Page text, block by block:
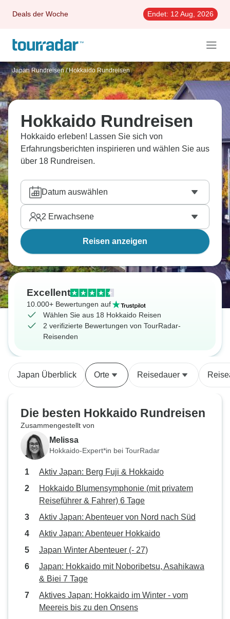
Deals der Woche Endet: 12 Aug, 2026
Japan Rundreisen / Hokkaido Rundreisen
Hokkaido Rundreisen
Hokkaido erleben! Lassen Sie sich von
Erfahrungsberichten inspirieren und wählen Sie aus
über 18 Rundreisen.
Datum auswählen
2 Erwachsene
Reisen anzeigen
Excellent
10.000+ Bewertungen auf
Wählen Sie aus 18 Hokkaido Reisen
2 verifizierte Bewertungen von TourRadar-
Reisenden
Japan Überblick Orte Reisedauer
Die besten Hokkaido Rundreisen
Zusammengestellt von
Melissa
Hokkaido-Expert*in bei TourRadar
Aktiv Japan: Berg Fuji & Hokkaido
Hokkaido Blumensymphonie (mit privatem
Reiseführer & Fahrer) 6 Tage
Aktiv Japan: Abenteuer von Nord nach Süd
Aktiv Japan: Abenteuer Hokkaido
Japan Winter Abenteuer (- 27)
Japan: Hokkaido mit Noboribetsu, Asahikawa
& Biei 7 Tage
Aktives Japan: Hokkaido im Winter - vom
Meereis bis zu den Onsens